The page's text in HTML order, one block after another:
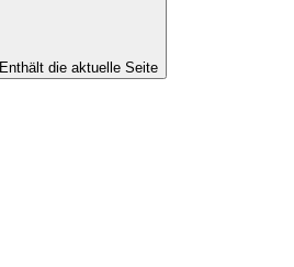
Enthält die aktuelle Seite